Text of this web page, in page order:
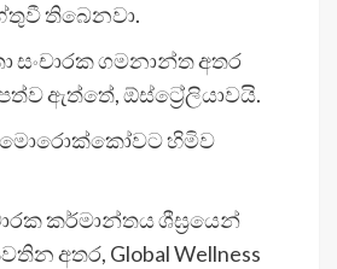
තිබෙනවා.
සංචාරක ගමනාන්ත අතර
ඇත්තේ, ඕස්ට්‍රේලියාවයි.
මොරොක්කෝවට හිමිව
කර්මාන්තය ශීඝ්‍රයෙන්
අතර, Global Wellness